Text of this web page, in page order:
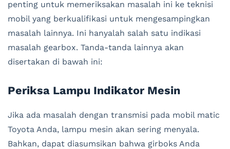
penting untuk memeriksakan masalah ini ke teknisi
mobil yang berkualifikasi untuk mengesampingkan
masalah lainnya. Ini hanyalah salah satu indikasi
masalah gearbox. Tanda-tanda lainnya akan
disertakan di bawah ini:
Periksa Lampu Indikator Mesin
Jika ada masalah dengan transmisi pada mobil matic
Toyota Anda, lampu mesin akan sering menyala.
Bahkan, dapat diasumsikan bahwa girboks Anda